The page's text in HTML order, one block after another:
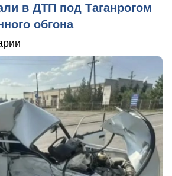
в ДТП под Таганрогом
обгона